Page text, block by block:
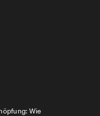
Wie